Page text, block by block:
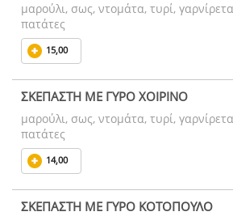
μαρούλι, σως, ντομάτα, τυρί,
πατάτες
15,00
ΣΚΕΠΑΣΤΗ ΜΕ ΓΥΡΟ ΧΟΙΡΙΝΟ
μαρούλι, σως, ντομάτα, τυρί,
πατάτες
14,00
ΣΚΕΠΑΣΤΗ ΜΕ ΓΥΡΟ ΚΟΤΟΠΟΥΛΟ